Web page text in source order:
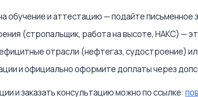
обучение и аттестацию — подайте письменное
(стропальщик, работа на высоте, НАКС) —
отрасли (нефтегаз, судостроение)
и официально оформите доплаты через
и заказать консультацию можно по ссылке: